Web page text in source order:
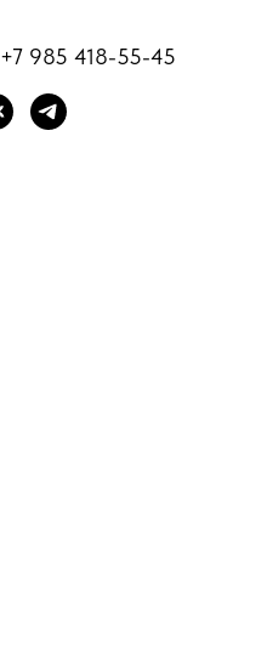
+7 985 418-55-45